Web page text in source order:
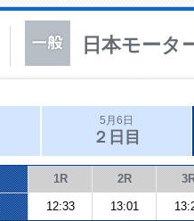
日本モータ
5月6日
２日目
1R 2R
12:33 13:01